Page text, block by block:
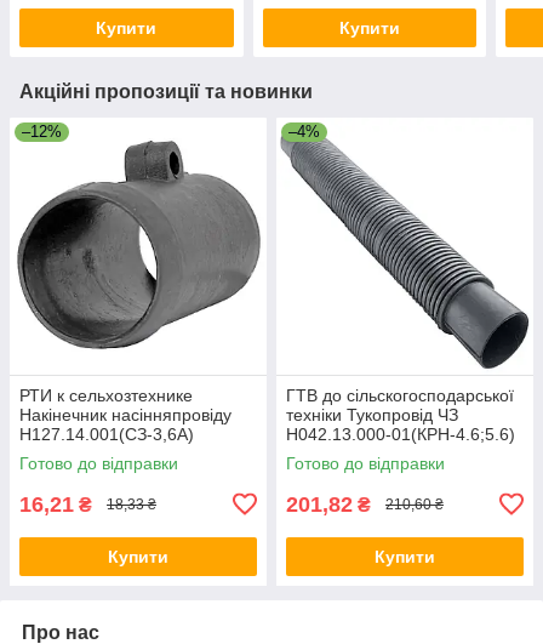
Купити Купити
Акційні пропозиції та новинки
–12%
РТИ к сельхозтехнике
Накінечник насінняпровіду
Н127.14.001(СЗ-3,6А)
(Н127.14.001)
Готово до відправки
16,21 ₴ 18,33 ₴
Купити
–4%
ГТВ до сільскогосподарської
техніки Тукопровід ЧЗ
Н042.13.000-01(КРН-4.6;5.6)
(Тукопровод ЧЗ)
Готово до відправки
201,82 ₴ 210,60 ₴
Купити
Про нас